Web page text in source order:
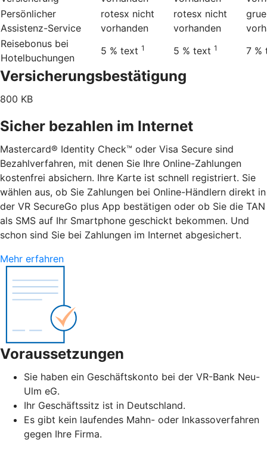
Persönlicher
Assistenz-Service
rotesx nicht
vorhanden
rotesx nicht
vorhanden
Reisebonus bei
Hotelbuchungen
5 % text 1 5 % text 1 7 %
Versicherungsbestätigung
800 KB
Sicher bezahlen im Internet
Mastercard® Identity Check™ oder Visa Secure sind
Bezahlverfahren, mit denen Sie Ihre Online-Zahlungen
kostenfrei absichern. Ihre Karte ist schnell registriert. Sie
wählen aus, ob Sie Zahlungen bei Online-Händlern direkt in
der VR SecureGo plus App bestätigen oder ob Sie die TAN
als SMS auf Ihr Smartphone geschickt bekommen. Und
schon sind Sie bei Zahlungen im Internet abgesichert.
Mehr erfahren
Voraussetzungen
Sie haben ein Geschäftskonto bei der VR-Bank Neu-
Ulm eG.
Ihr Geschäftssitz ist in Deutschland.
Es gibt kein laufendes Mahn- oder Inkassoverfahren
gegen Ihre Firma.